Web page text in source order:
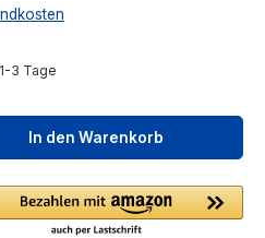
3 Tage
den
In den Warenkorb